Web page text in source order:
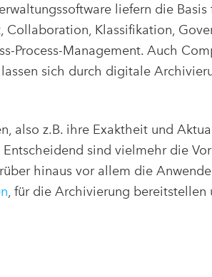
liefern die
Klassifikation,
Process-Management. Auch
sich durch digitale
also z.B. ihre Exaktheit und
sind vielmehr die
hinaus vor allem die
, für die Archivierung bereitstellen